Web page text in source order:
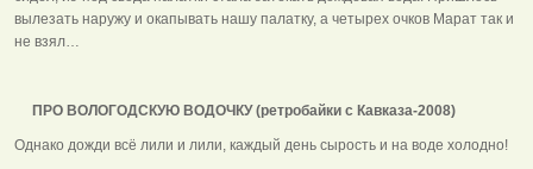
вылезать наружу и окапывать нашу палатку, а четырех очков Марат так и
не взял…
ПРО ВОЛОГОДСКУЮ ВОДОЧКУ (ретробайки с Кавказа-2008)
Однако дожди всё лили и лили, каждый день сырость и на воде холодно!